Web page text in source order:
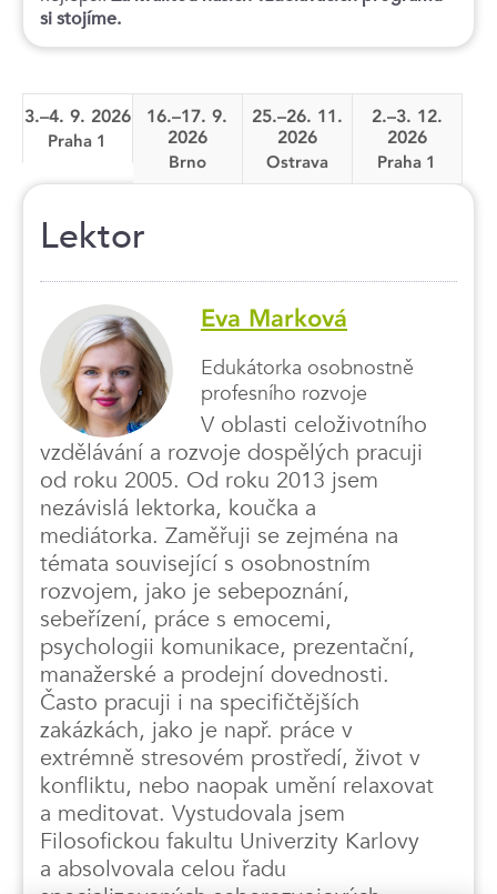
si stojíme.
3.–4. 9. 2026
Praha 1
16.–17. 9.
2026
Brno
25.–26. 11.
2026
Ostrava
2.–3. 12.
2026
Praha 1
Lektor
Eva Marková
Edukátorka osobnostně
profesního rozvoje
V oblasti celoživotního
vzdělávání a rozvoje dospělých pracuji
od roku 2005. Od roku 2013 jsem
nezávislá lektorka, koučka a
mediátorka. Zaměřuji se zejména na
témata související s osobnostním
rozvojem, jako je sebepoznání,
sebeřízení, práce s emocemi,
psychologii komunikace, prezentační,
manažerské a prodejní dovednosti.
Často pracuji i na specifičtějších
zakázkách, jako je např. práce v
extrémně stresovém prostředí, život v
konfliktu, nebo naopak umění relaxovat
a meditovat. Vystudovala jsem
Filosofickou fakultu Univerzity Karlovy
a absolvovala celou řadu